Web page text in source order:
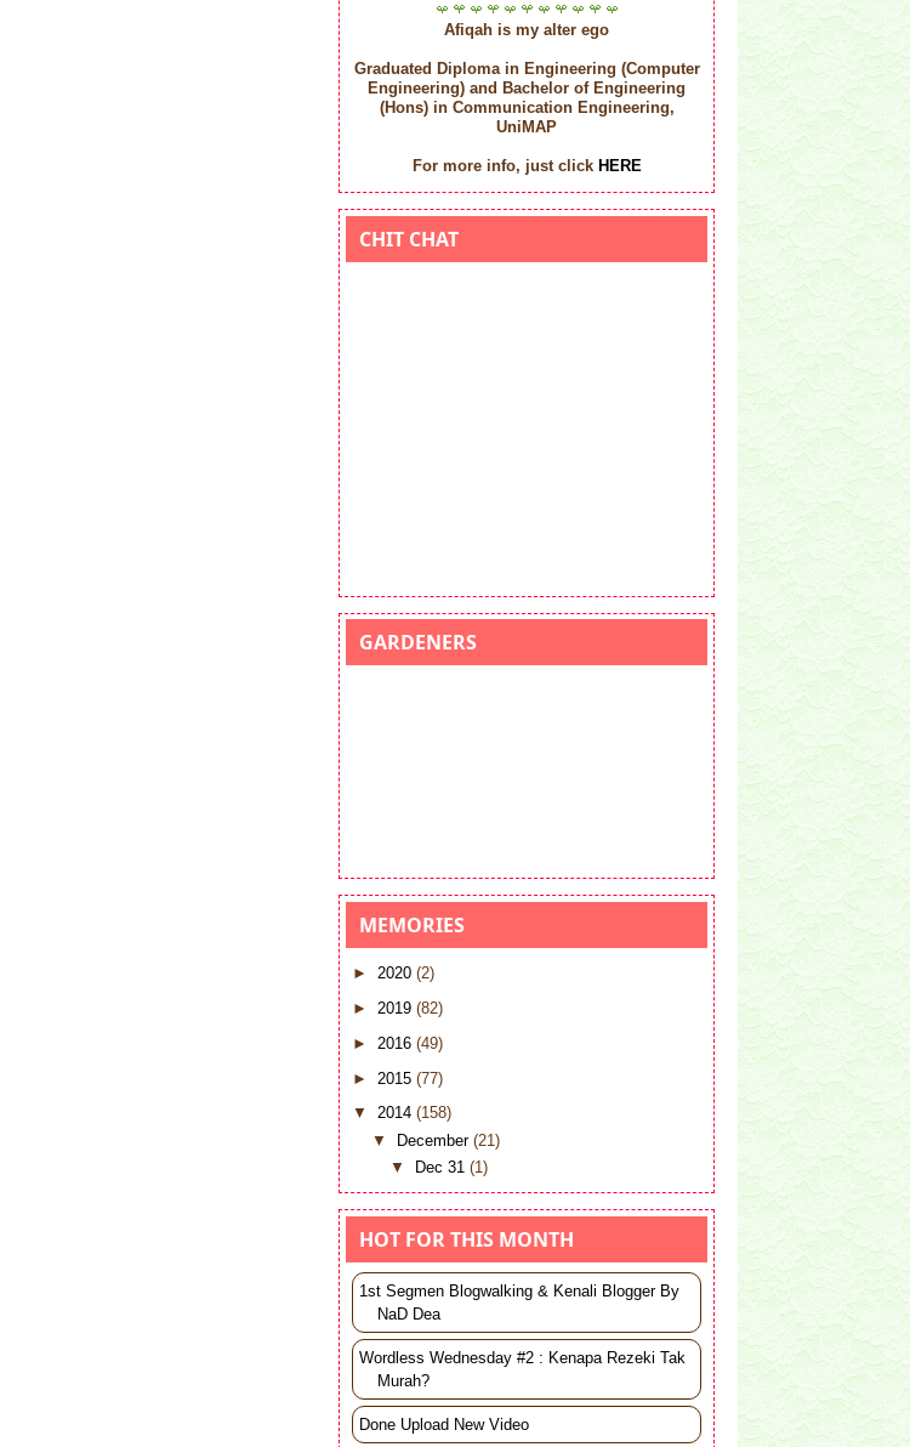
Afiqah is my alter ego
Graduated Diploma in Engineering (Computer
Engineering) and Bachelor of Engineering
(Hons) in Communication Engineering,
UniMAP
For more info, just click HERE
CHIT CHAT
GARDENERS
MEMORIES
► 2020 (2)
► 2019 (82)
► 2016 (49)
► 2015 (77)
▼ 2014 (158)
▼ December (21)
▼
Dec 31(1)
► Dec 23 (1)
►
Dec 21
►Dec 20
►Dec 19(1)
►Dec 13
►Dec 11(1)
HOT FOR THIS MONTH
1st Segmen Blogwalking & Kenali Blogger By
NaD Dea
Wordless Wednesday #2 : Kenapa Rezeki Tak
Murah?
Done Upload New Video